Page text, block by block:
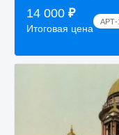
14 000 ₽
Итоговая цена
АРТ-